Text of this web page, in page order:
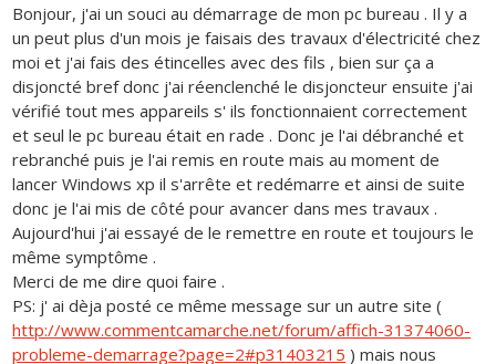
Bonjour, j'ai un souci au démarrage de mon pc bureau . Il y a
un peut plus d'un mois je faisais des travaux d'électricité chez
moi et j'ai fais des étincelles avec des fils , bien sur ça a
disjoncté bref donc j'ai réenclenché le disjoncteur ensuite j'ai
vérifié tout mes appareils s' ils fonctionnaient correctement
et seul le pc bureau était en rade . Donc je l'ai débranché et
rebranché puis je l'ai remis en route mais au moment de
lancer Windows xp il s'arrête et redémarre et ainsi de suite
donc je l'ai mis de côté pour avancer dans mes travaux .
Aujourd'hui j'ai essayé de le remettre en route et toujours le
même symptôme .
Merci de me dire quoi faire .
PS: j' ai dèja posté ce même message sur un autre site (
http://www.commentcamarche.net/forum/affich-31374060-
probleme-demarrage?page=2#p31403215 ) mais nous